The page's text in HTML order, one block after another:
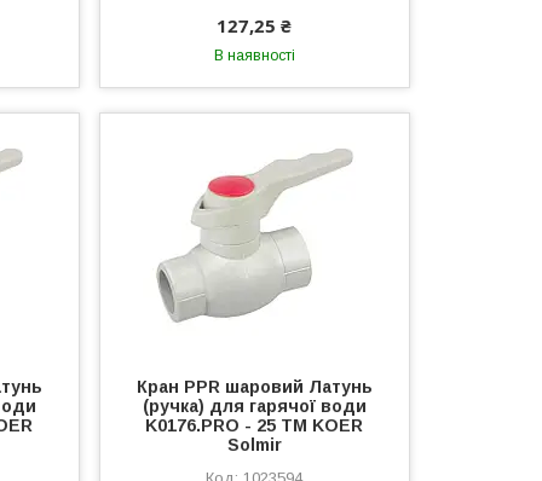
127,25 ₴
В наявності
Кран PPR шаровий Латунь
(ручка) для гарячої води
K0176.PRO - 25 ТМ KOER
Solmir